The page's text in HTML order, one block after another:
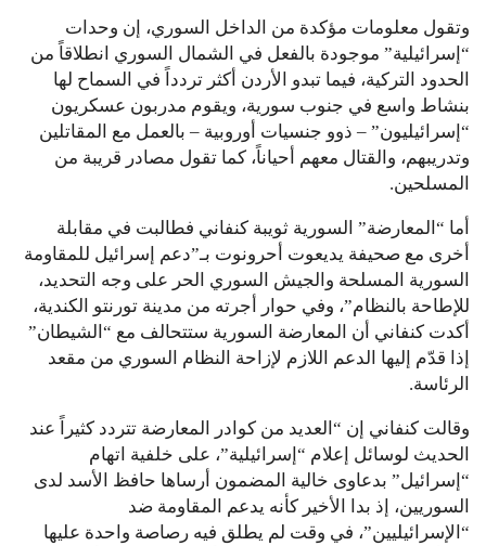
وتقول معلومات مؤكدة من الداخل السوري، إن وحدات
“إسرائيلية” موجودة بالفعل في الشمال السوري انطلاقاً من
الحدود التركية، فيما تبدو الأردن أكثر تردداً في السماح لها
بنشاط واسع في جنوب سورية، ويقوم مدربون عسكريون
“إسرائيليون” – ذوو جنسيات أوروبية – بالعمل مع المقاتلين
وتدريبهم، والقتال معهم أحياناً، كما تقول مصادر قريبة من
المسلحين.
أما “المعارضة” السورية ثويبة كنفاني فطالبت في مقابلة
أخرى مع صحيفة يديعوت أحرونوت بـ”دعم إسرائيل للمقاومة
السورية المسلحة والجيش السوري الحر على وجه التحديد،
للإطاحة بالنظام”، وفي حوار أجرته من مدينة تورنتو الكندية،
أكدت كنفاني أن المعارضة السورية ستتحالف مع “الشيطان”
إذا قدّم إليها الدعم اللازم لإزاحة النظام السوري من مقعد
الرئاسة.
وقالت كنفاني إن “العديد من كوادر المعارضة تتردد كثيراً عند
الحديث لوسائل إعلام “إسرائيلية”، على خلفية اتهام
“إسرائيل” بدعاوى خالية المضمون أرساها حافظ الأسد لدى
السوريين، إذ بدا الأخير كأنه يدعم المقاومة ضد
“الإسرائيليين”، في وقت لم يطلق فيه رصاصة واحدة عليها